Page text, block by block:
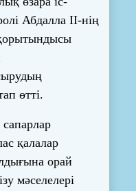
Абдалла II-нің
өтті.
қалалар
орай
мәселелері